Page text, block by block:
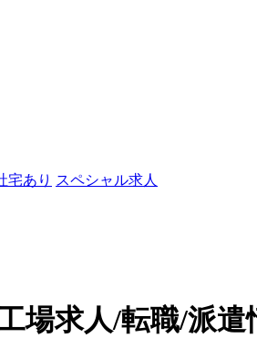
宅あり スペシャル求人
場求人/転職/派遣